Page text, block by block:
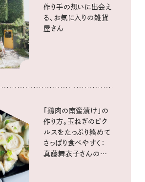
作り手の想いに出会え
る、お気に入りの雑貨
屋さん
「鶏肉の南蛮漬け」の
作り方。玉ねぎのピク
ルスをたっぷり絡めて
さっぱり食べやすく：
真藤舞衣子さんの発